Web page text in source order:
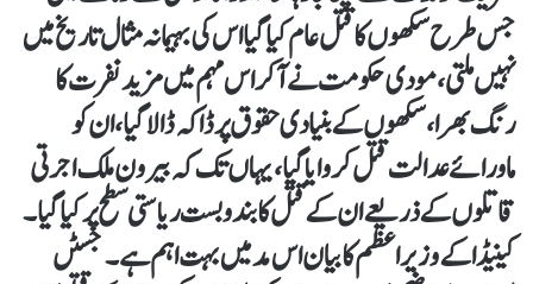
جس طرح سکھوں کا قتل عام کیا گیا اس کی بہیمانہ مثال تاریخ میں
نہیں ملتی، مودی حکومت نے آکر اس مہم میں مزید نفرت کا
رنگ بھرا، سکھوں کے بنیادی حقوق پر ڈاکہ ڈالا گیا، ان کو
ماورائے عدالت قتل کروایا گیا، یہاں تک کہ بیرون ملک اجرتی
قاتلوں کے ذریعے ان کے قتل کا بندوبست ریاستی سطح پر کیا گیا۔
کینیڈا کے وزیراعظم کا بیان اس مد میں بہت اہم ہے۔ جسٹں